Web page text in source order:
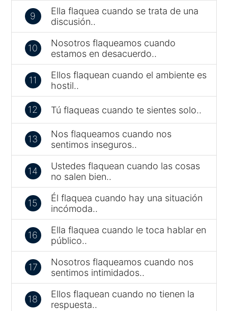
9
Ella flaquea cuando se trata de una
discusión..
10
Nosotros flaqueamos cuando
estamos en desacuerdo..
11
Ellos flaquean cuando el ambiente es
hostil..
12 Tú flaqueas cuando te sientes solo..
13
Nos flaqueamos cuando nos
sentimos inseguros..
14
Ustedes flaquean cuando las cosas
no salen bien..
15
Él flaquea cuando hay una situación
incómoda..
16
Ella flaquea cuando le toca hablar en
público..
17
Nosotros flaqueamos cuando nos
sentimos intimidados..
18
Ellos flaquean cuando no tienen la
respuesta..